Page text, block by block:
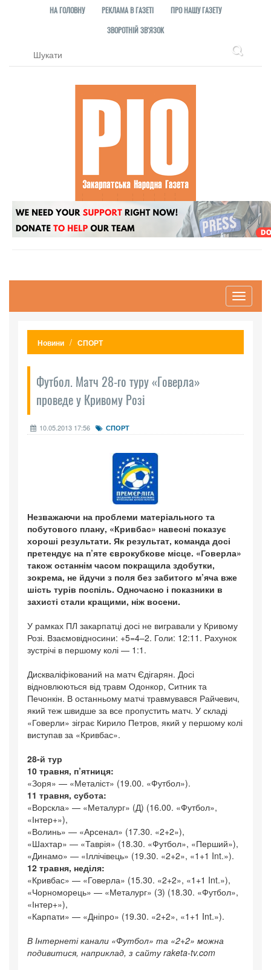
НА ГОЛОВНУ РЕКЛАМА В ГАЗЕТІ
ПРО НАШУ ГАЗЕТУ
ЗВОРОТНІЙ ЗВ'ЯЗОК
Toggle
Новини СПОРТ
Футбол. Матч 28-го туру «Говерла»
проведе у Кривому Розі
10.05.2013 17:56 СПОРТ
Незважаючи на проблеми матеріального та
побутового плану, «Кривбас» навесні показує
хороші результати. Як результат, команда досі
претендує на п’яте єврокубкове місце. «Говерла»
також останнім часом покращила здобутки,
зокрема, не йдучи з поля без забитого м’яча вже
шість турів поспіль. Одночасно і показники в
захисті стали кращими, ніж восени.
У рамках ПЛ закарпатці досі не вигравали у Кривому
Розі. Взаємовідносини: +5=4–2. Голи: 12:11. Рахунок
зустрічі в першому колі — 1:1.
Дискваліфікований на матч Єдігарян. Досі
відновлюються від травм Одонкор, Ситник та
Печонкін. В останньому матчі травмувався Райчевич,
який теж швидше за все пропустить матч. У складі
«Говерли» зіграє Кирило Петров, який у першому колі
виступав за «Кривбас».
28-й тур
10 травня, п’ятниця:
«Зоря» — «Металіст» (19.00. «Футбол»).
11 травня, субота:
«Ворскла» — «Металург» (Д) (16.00. «Футбол»,
«Інтер+»),
«Волинь» — «Арсенал» (17.30. «2+2»),
«Шахтар» — «Таврія» (18.30. «Футбол», «Перший»),
«Динамо» — «Іллічівець» (19.30. «2+2», «1+1 Int.»).
12 травня, неділя:
«Кривбас» — «Говерла» (15.30. «2+2», «1+1 Int.»),
«Чорноморець» — «Металург» (З) (18.30. «Футбол»,
«Інтер+»),
«Карпати» — «Дніпро» (19.30. «2+2», «1+1 Int.»).
В Інтернеті канали «Футбол» та «2+2» можна
подивитися, наприклад, з сайту raketa-tv.com